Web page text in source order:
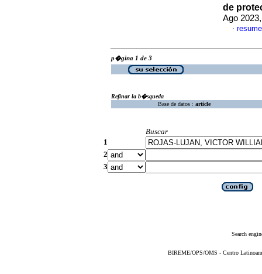
de
Ago
·
p�gina 1 de 3
Refinar la b�squeda
Base de datos : article
Buscar
1
2
3
Search
BIREME/OPS/OMS - Centro